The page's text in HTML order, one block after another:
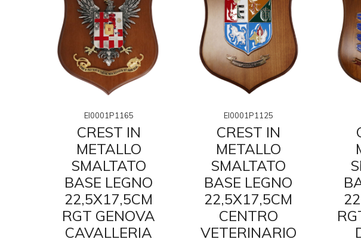
EI0001P1165
CREST IN
METALLO
SMALTATO
BASE LEGNO
22,5X17,5CM
RGT GENOVA
CAVALLERIA
EI0001P1125
CREST IN
METALLO
SMALTATO
BASE LEGNO
22,5X17,5CM
CENTRO
VETERINARIO